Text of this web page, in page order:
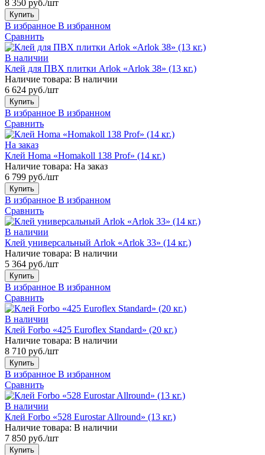
8 350 руб./шт
Купить
В избранное В избранном
Сравнить
В наличии
Клей для ПВХ плитки Arlok «Arlok 38» (13 кг.)
Наличие товара: В наличии
6 624 руб./шт
Купить
В избранное В избранном
Сравнить
На заказ
Клей Homa «Homakoll 138 Prof» (14 кг.)
Наличие товара: На заказ
6 799 руб./шт
Купить
В избранное В избранном
Сравнить
В наличии
Клей универсальный Arlok «Arlok 33» (14 кг.)
Наличие товара: В наличии
5 364 руб./шт
Купить
В избранное В избранном
Сравнить
В наличии
Клей Forbo «425 Euroflex Standard» (20 кг.)
Наличие товара: В наличии
8 710 руб./шт
Купить
В избранное В избранном
Сравнить
В наличии
Клей Forbo «528 Eurostar Allround» (13 кг.)
Наличие товара: В наличии
7 850 руб./шт
Купить